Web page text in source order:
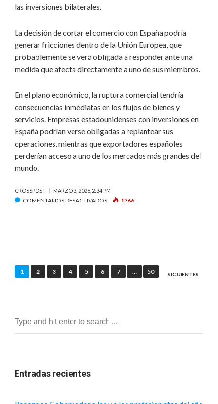
las inversiones bilaterales.
La decisión de cortar el comercio con España podría
generar fricciones dentro de la Unión Europea, que
probablemente se verá obligada a responder ante una
medida que afecta directamente a uno de sus miembros.
En el plano económico, la ruptura comercial tendría
consecuencias inmediatas en los flujos de bienes y
servicios. Empresas estadounidenses con inversiones en
España podrían verse obligadas a replantear sus
operaciones, mientras que exportadores españoles
perderían acceso a uno de los mercados más grandes del
mundo.
CROSSPOST MARZO 3, 2026, 2:34 PM
COMENTARIOS DESACTIVADOSEN
1366
Paginación
1 2 3 4 5 6 7 … 50 SIGUIENTES
Entradas recientes